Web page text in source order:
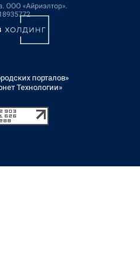
порталов»
Технологии»